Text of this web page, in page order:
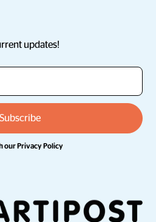
updates!
ourPrivacy Policy